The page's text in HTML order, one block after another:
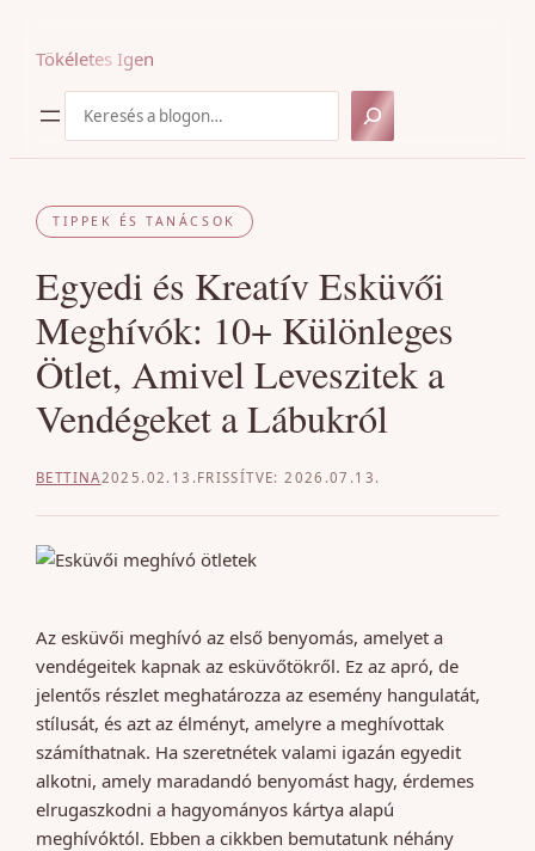
Tökéletes Igen
TIPPEK ÉS TANÁCSOK
Egyedi és Kreatív Esküvői
Meghívók: 10+ Különleges
Ötlet, Amivel Leveszitek a
Vendégeket a Lábukról
BETTINA2025.02.13. 2026.07.13.
Az esküvői meghívó az első benyomás, amelyet a
vendégeitek kapnak az esküvőtökről. Ez az apró, de
jelentős részlet meghatározza az esemény hangulatát,
stílusát, és azt az élményt, amelyre a meghívottak
számíthatnak. Ha szeretnétek valami igazán egyedit
alkotni, amely maradandó benyomást hagy, érdemes
elrugaszkodni a hagyományos kártya alapú
meghívóktól. Ebben a cikkben bemutatunk néhány